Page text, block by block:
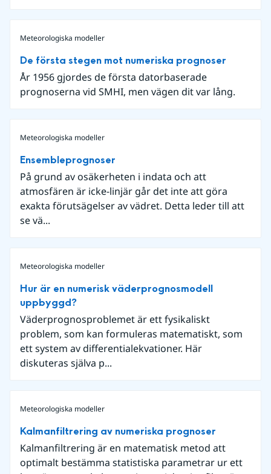
Meteorologiska modeller
De första stegen mot numeriska prognoser
År 1956 gjordes de första datorbaserade
prognoserna vid SMHI, men vägen dit var lång.
Meteorologiska modeller
Ensembleprognoser
På grund av osäkerheten i indata och att
atmosfären är icke-linjär går det inte att göra
exakta förutsägelser av vädret. Detta leder till att
se vä...
Meteorologiska modeller
Hur är en numerisk väderprognosmodell
uppbyggd?
Väderprognosproblemet är ett fysikaliskt
problem, som kan formuleras matematiskt, som
ett system av differentialekvationer. Här
diskuteras själva p...
Meteorologiska modeller
Kalmanfiltrering av numeriska prognoser
Kalmanfiltrering är en matematisk metod att
optimalt bestämma statistiska parametrar ur ett